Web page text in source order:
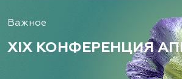
Важное
XIX КОНФЕРЕНЦИЯ